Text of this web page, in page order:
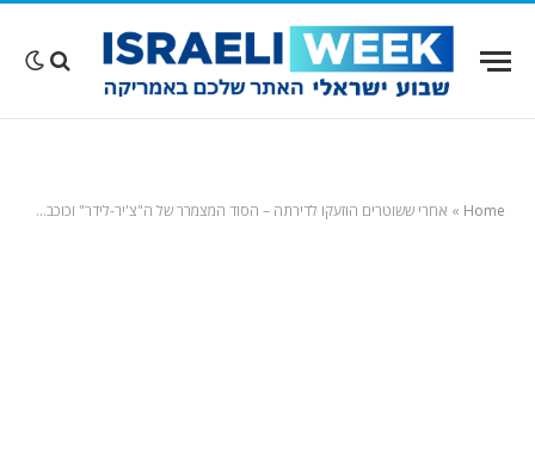
Home
» אחרי ששוטרים הוזעקו לדירתה – הסוד המצמרר של ה"צ'יר-לידר" וכוכבת הטיקטוק מטנסי נחשף